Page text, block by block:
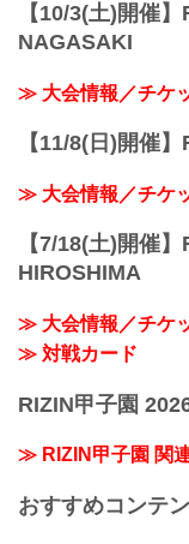
【10/3(土)開催
NAGASAKI
≫ 大会情報／チケ
【11/8(日)開催
≫ 大会情報／チケ
【7/18(土)開催
HIROSHIMA
≫ 大会情報／チケ
≫ 対戦カード
RIZIN甲子園
≫ RIZIN甲子園 関
おすすめコンテ